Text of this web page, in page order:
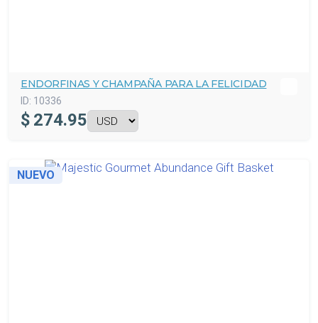
ENDORFINAS Y CHAMPAÑA PARA LA FELICIDAD
ID: 10336
$ 274.95
NUEVO